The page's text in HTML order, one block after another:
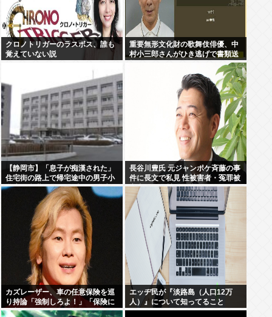
クロノトリガーのラスボス、誰も
覚えていない説
重要無形文化財の歌舞伎俳優、中
村小三郎さんがひき逃げで書類送
【静岡市】「息子が痴漢された」
住宅街の路上で帰宅途中の男子小
学生に痴漢行為か 16歳男子学生を
長谷川豊氏 元ジャンポケ斉藤の事
件に長文で私見 性被害者・冤罪被
害者への取材経験踏まえ
カズレーザー、車の任意保険を巡
り持論「強制しろよ！」「保険に
も入れないヤツは運転すんなよ」
エッヂ民が『淡路島（人口12万
人）』について知ってること